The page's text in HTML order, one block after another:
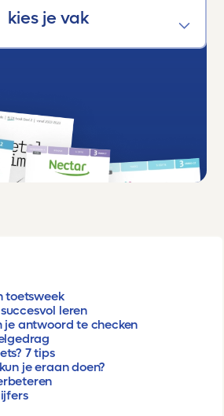
toetsweek
leren
je antwoord te checken
7 tips
je eraan doen?